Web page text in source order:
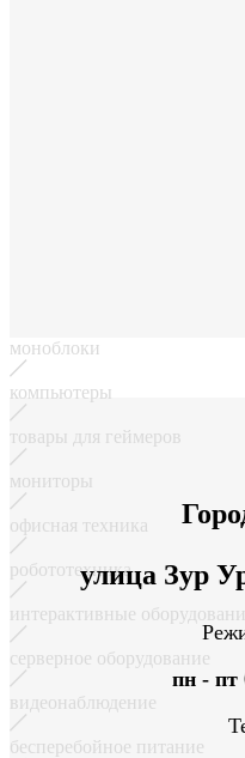
моноблоки
компьютеры
товары для геймеров
мониторы
офисная техника
робототехника
интерактивные
серверное оборудование
видеонаблюдение
бесперебойное питание
улица Зур
пн - пт